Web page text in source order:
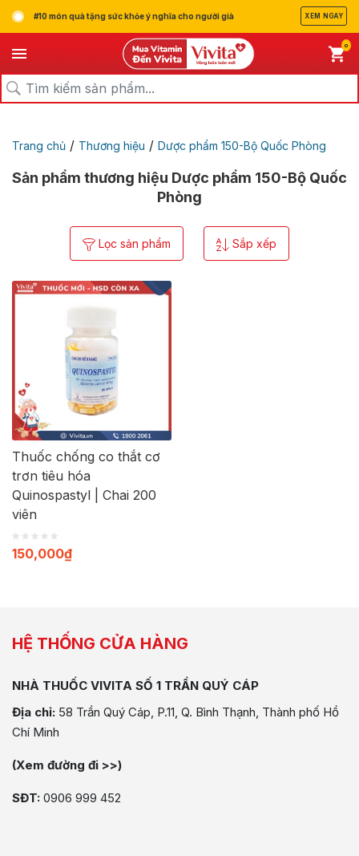
#10 món quà tặng sức khỏe ý nghĩa cho người già XEM NGAY
0
Trang chủ / Thương hiệu / Dược phẩm 150-Bộ Quốc Phòng
Sản phẩm thương hiệu Dược phẩm 150-Bộ Quốc
Phòng
Lọc sản phẩm Sắp xếp
Thuốc chống co thắt cơ
trơn tiêu hóa
Quinospastyl | Chai 200
viên
150,000₫
HỆ THỐNG CỬA HÀNG
NHÀ THUỐC VIVITA SỐ 1 TRẦN QUÝ CÁP
Địa chỉ: 58 Trần Quý Cáp, P.11, Q. Bình Thạnh, Thành phố Hồ
Chí Minh
(Xem đường đi >>)
SĐT: 0906 999 452